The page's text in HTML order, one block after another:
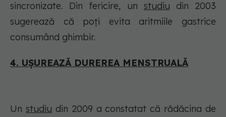
sincronizate. Din fericire, un studiu din 2003
sugerează că poți evita aritmiile gastrice
consumând ghimbir.
4. UȘUREAZĂ DUREREA MENSTRUALĂ
Un studiu din 2009 a constatat că rădăcina de